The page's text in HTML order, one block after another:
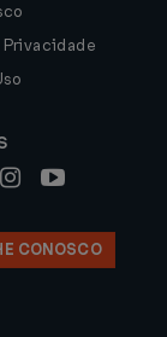
CONOSCO